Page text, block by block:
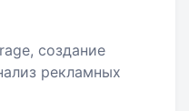
создание
рекламных